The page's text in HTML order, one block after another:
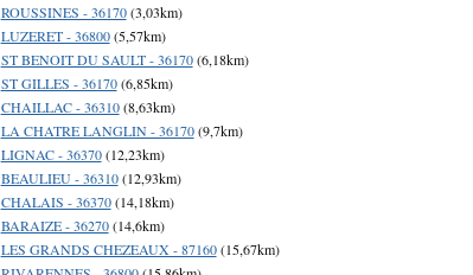
ROUSSINES - 36170(3,03km)
LUZERET - 36800(5,57km)
ST BENOIT DU SAULT - 36170(6,18km)
ST GILLES - 36170(6,85km)
CHAILLAC - 36310(8,63km)
LA CHATRE LANGLIN - 36170(9,7km)
LIGNAC - 36370(12,23km)
BEAULIEU - 36310(12,93km)
CHALAIS - 36370(14,18km)
BARAIZE - 36270(14,6km)
LES GRANDS CHEZEAUX - 87160(15,67km)